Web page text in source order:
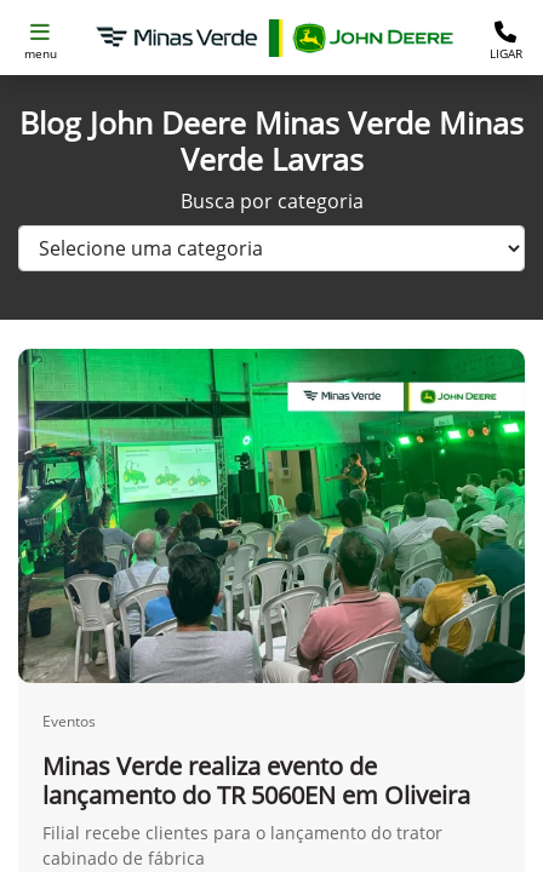
menu LIGAR
Blog John Deere Minas Verde Minas
Verde Lavras
Busca por categoria
Eventos
Minas Verde realiza evento de
lançamento do TR 5060EN em Oliveira
Filial recebe clientes para o lançamento do trator
cabinado de fábrica